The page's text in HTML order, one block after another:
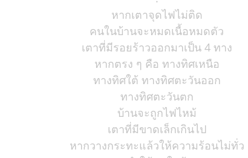
หากเตาจุดไฟไม่ติด
คนในบ้านจะหมดเนื้อหมดตัว
เตาที่มีรอยร้าวออกมาเป็น 4 ทาง
หากตรง ๆ คือ ทางทิศเหนือ
ทางทิศใต้ ทางทิศตะวันออก
ทางทิศตะวันตก
บ้านจะถูกไฟไหม้
เตาที่มีขาดเล็กเกินไป
หากวางกระทะแล้วให้ความร้อนไม่ทั่ว